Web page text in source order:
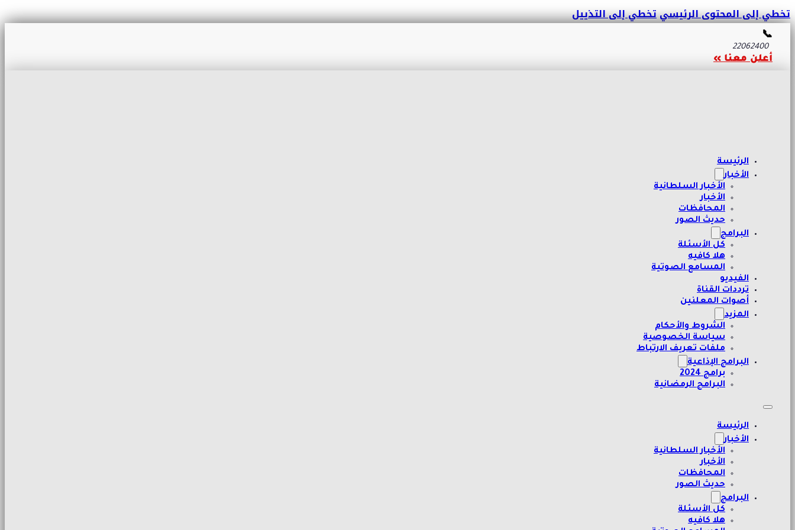
تخطي إلى المحتوى الرئيسيتخطي إلى التذييل
📞
22062400
أعلن معنا »
الرئيسة
الأخبار
الأخبار السلطانية
الأخبار
المحافظات
حديث الصور
البرامج
كل الأسئلة
هلا كافيه
المسامع الصوتية
الفيديو
ترددات القناة
أصوات المعلنين
المزيد
الشروط والأحكام
سياسة الخصوصية
ملفات تعريف الارتباط
البرامج الإذاعية
برامج 2024
البرامج الرمضانية
الرئيسة
الأخبار
الأخبار السلطانية
الأخبار
المحافظات
حديث الصور
البرامج
كل الأسئلة
هلا كافيه